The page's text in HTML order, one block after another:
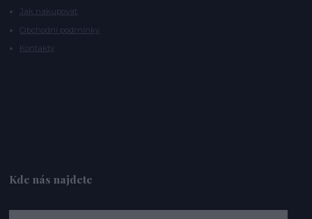
Jak nakupovat
Obchodní podmínky
Kontakty
Kde nás najdete